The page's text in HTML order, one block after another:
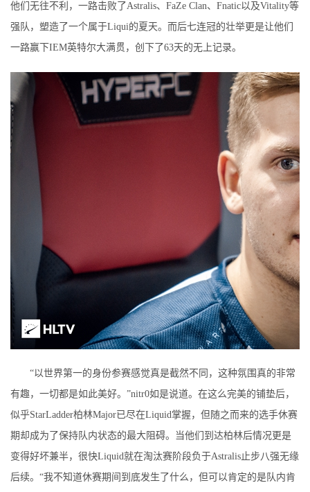
他们无往不利，一路击败了Astralis、FaZe Clan、Fnatic以及Vitality等
强队，塑造了一个属于Liqui的夏天。而后七连冠的壮举更是让他们
一路赢下IEM英特尔大满贯，创下了63天的无上记录。
“以世界第一的身份参赛感觉真是截然不同，这种氛围真的非常
有趣，一切都是如此美好。”nitr0如是说道。在这么完美的铺垫后，
似乎StarLadder柏林Major已尽在Liquid掌握，但随之而来的选手休赛
期却成为了保持队内状态的最大阻碍。当他们到达柏林后情况更是
变得好坏兼半，很快Liquid就在淘汰赛阶段负于Astralis止步八强无缘
后续。“我不知道休赛期间到底发生了什么，但可以肯定的是队内肯